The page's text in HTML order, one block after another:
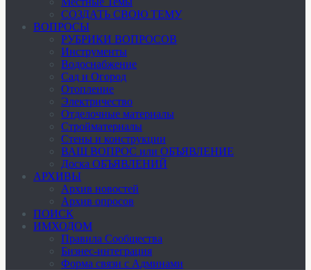
СОЗДАТЬ СВОЮ ТЕМУ
ВОПРОСЫ
РУБРИКИ ВОПРОСОВ
Инструменты
Водоснабжение
Сад и Огород
Отопление
Электричество
Отделочные материалы
Стройматериалы
Стены и конструкции
ВАШ ВОПРОС или ОБЪЯВЛЕНИЕ
Доска ОБЪЯВЛЕНИЙ
АРХИВЫ
Архив новостей
Архив опросов
ПОИСК
ИМХОДОМ
Правила Сообщества
Бизнес-интеграция
Форма связи с Админами